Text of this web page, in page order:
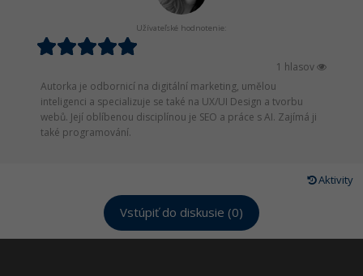
Užívateľské hodnotenie:
1 hlasov
Autorka je odbornicí na digitální marketing, umělou
inteligenci a specializuje se také na UX/UI Design a tvorbu
webů. Její oblíbenou disciplínou je SEO a práce s AI. Zajímá ji
také programování.
Aktivity
Vstúpiť do diskusie (0)